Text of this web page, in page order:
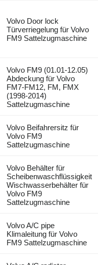
Volvo Door lock
Türverriegelung für Volvo
FM9 Sattelzugmaschine
Volvo FM9 (01.01-12.05)
Abdeckung für Volvo
FM7-FM12, FM, FMX
(1998-2014)
Sattelzugmaschine
Volvo Beifahrersitz für
Volvo FM9
Sattelzugmaschine
Volvo Behälter für
Scheibenwaschflüssigkeit
Wischwasserbehälter für
Volvo FM9
Sattelzugmaschine
Volvo A/C pipe
Klimaleitung für Volvo
FM9 Sattelzugmaschine